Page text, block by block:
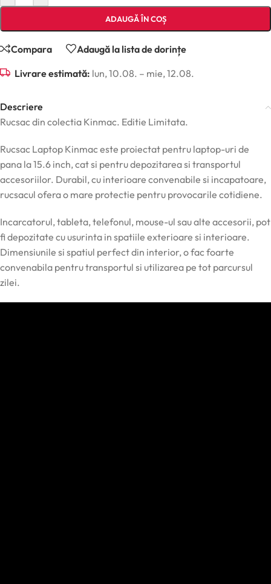
ADAUGĂ ÎN COȘ
Compara Adaugă la lista de dorințe
Livrare estimată: lun, 10.08. – mie, 12.08.
Descriere
Rucsac din colectia Kinmac. Editie Limitata.
Rucsac Laptop Kinmac este proiectat pentru laptop-uri de
pana la 15.6 inch, cat si pentru depozitarea si transportul
accesoriilor. Durabil, cu interioare convenabile si incapatoare,
rucsacul ofera o mare protectie pentru provocarile cotidiene.
Incarcatorul, tableta, telefonul, mouse-ul sau alte accesorii, pot
fi depozitate cu usurinta in spatiile exterioare si interioare.
Dimensiunile si spatiul perfect din interior, o fac foarte
convenabila pentru transportul si utilizarea pe tot parcursul
zilei.